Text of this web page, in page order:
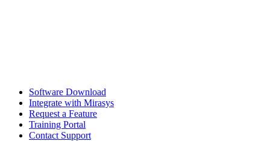
Software Download
Integrate with Mirasys
Request a Feature
Training Portal
Contact Support